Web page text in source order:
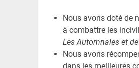
Nous avons doté de
à combattre les
Les Automnales et
Nous avons